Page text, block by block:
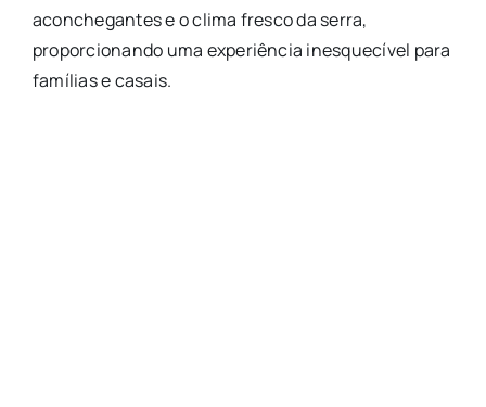
aconchegantes e o clima fresco da serra,
proporcionando uma experiência inesquecível para
famílias e casais.